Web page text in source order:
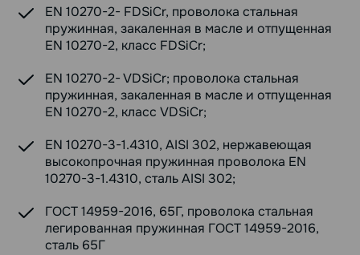
EN 10270-2- FDSiCr, проволока стальная
пружинная, закаленная в масле и отпущенная
EN 10270-2, класс FDSiCr;
EN 10270-2- VDSiCr; проволока стальная
пружинная, закаленная в масле и отпущенная
EN 10270-2, класс VDSiCr;
EN 10270-3-1.4310, AISI 302, нержавеющая
высокопрочная пружинная проволока EN
10270-3-1.4310, сталь AISI 302;
ГОСТ 14959-2016, 65Г, проволока стальная
легированная пружинная ГОСТ 14959-2016,
сталь 65Г